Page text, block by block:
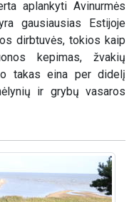
aplankyti Avinurmės
gausiausias Estijoje
dirbtuvės, tokios kaip
kepimas, žvakių
takas eina per didelį
ir grybų vasaros